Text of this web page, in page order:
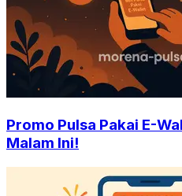
Promo Pulsa Pakai E-
Malam Ini!